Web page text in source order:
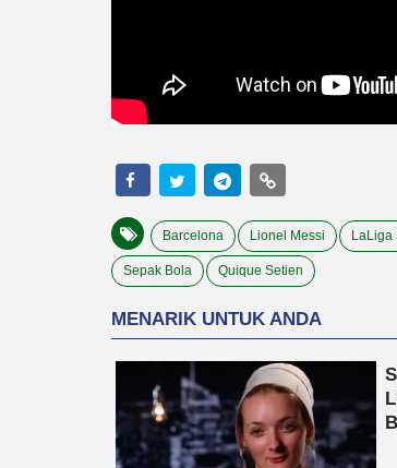
Barcelona Lionel Messi LaLiga
Sepak Bola Quique Setien